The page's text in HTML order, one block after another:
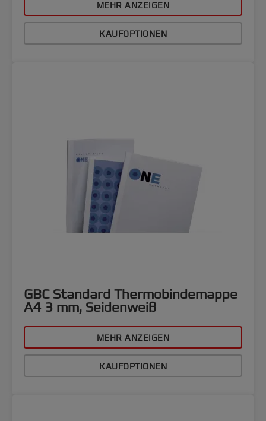
MEHR ANZEIGEN
KAUFOPTIONEN
GBC Standard Thermobindemappe
A4 3 mm, Seidenweiß
MEHR ANZEIGEN
KAUFOPTIONEN